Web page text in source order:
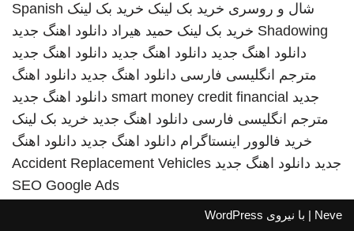
شال و روسری خرید بک لینک خرید بک لینک Spanish
Shadowing خرید بک لینک حمید هیراد دانلود اهنگ جدید
دانلود اهنگ جدید دانلود اهنگ جدید دانلود اهنگ جدید
مترجم انگلیسی فارسی دانلود اهنگ جدید دانلود اهنگ
جدید smart money credit financial دانلود اهنگ جدید
مترجم انگلیسی فارسی دانلود اهنگ جدید خرید بک لینک
خرید فالوور اینستاگرام دانلود اهنگ جدید دانلود اهنگ
جدید دانلود اهنگ جدید Accident Replacement Vehicles
SEO Google Ads
Neve | با نیروی WordPress